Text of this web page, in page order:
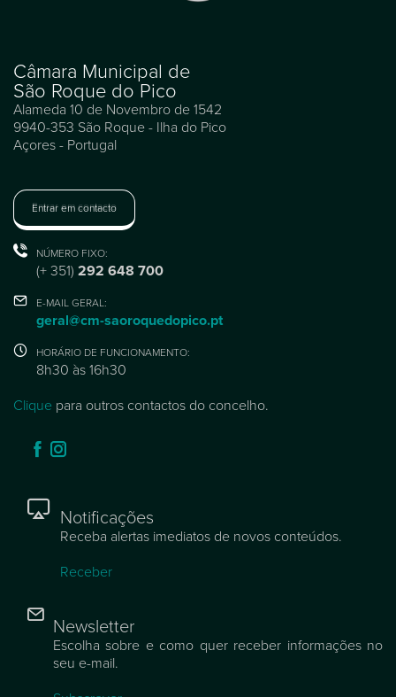
Câmara Municipal de
São Roque do Pico
Alameda 10 de Novembro de 1542
9940-353 São Roque - Ilha do Pico
Açores - Portugal
Entrar em contacto
NÚMERO FIXO:
(+ 351) 292 648 700
E-MAIL GERAL:
geral@cm-saoroquedopico.pt
HORÁRIO DE FUNCIONAMENTO:
8h30 às 16h30
Clique para outros contactos do concelho.
Notificações
Receba alertas imediatos de novos conteúdos.
Receber
Newsletter
Escolha sobre e como quer receber informações no
seu e-mail.